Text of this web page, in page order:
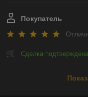
Покупатель
Сделка